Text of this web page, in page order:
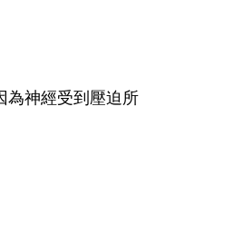
為神經受到壓迫所